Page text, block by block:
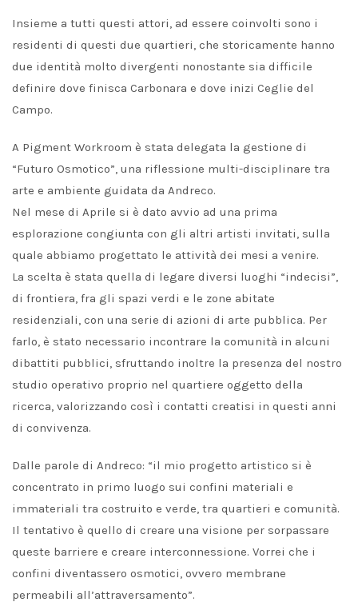
Insieme a tutti questi attori, ad essere coinvolti sono i
residenti di questi due quartieri, che storicamente hanno
due identità molto divergenti nonostante sia difficile
definire dove finisca Carbonara e dove inizi Ceglie del
Campo.
A Pigment Workroom è stata delegata la gestione di
“Futuro Osmotico”, una riflessione multi-disciplinare tra
arte e ambiente guidata da Andreco.
Nel mese di Aprile si è dato avvio ad una prima
esplorazione congiunta con gli altri artisti invitati, sulla
quale abbiamo progettato le attività dei mesi a venire.
La scelta è stata quella di legare diversi luoghi “indecisi”,
di frontiera, fra gli spazi verdi e le zone abitate
residenziali, con una serie di azioni di arte pubblica. Per
farlo, è stato necessario incontrare la comunità in alcuni
dibattiti pubblici, sfruttando inoltre la presenza del nostro
studio operativo proprio nel quartiere oggetto della
ricerca, valorizzando così i contatti creatisi in questi anni
di convivenza.
Dalle parole di Andreco: “il mio progetto artistico si è
concentrato in primo luogo sui confini materiali e
immateriali tra costruito e verde, tra quartieri e comunità.
Il tentativo è quello di creare una visione per sorpassare
queste barriere e creare interconnessione. Vorrei che i
confini diventassero osmotici, ovvero membrane
permeabili all’attraversamento”.